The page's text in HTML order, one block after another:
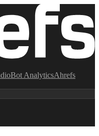
Bot AnalyticsAhrefs